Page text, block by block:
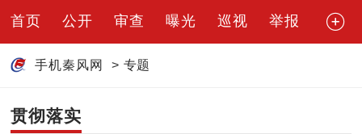
首页 公开 审查 曝光 巡视 举报
手机秦风网 > 专题
贯彻落实